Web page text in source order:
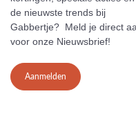
de nieuwste trends bij
Gabbertje? Meld je direct
voor onze Nieuwsbrief!
Aanmelden